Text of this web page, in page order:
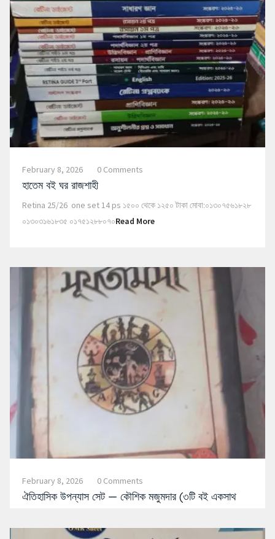
February 8, 2026 0 Comments
হাতেম বই ঘর রাজশাহী
Retina 25/26 one set 14 ps ১৫০০ থেকে ১২৫০ টাকা মোবা:০১৩০৭৫৬১৮২৮
০১৩০৩১৬১৮৩৫ ০১৭৫১২৮৮০৭০Read More
February 8, 2026 0 Comments
ঐতিহাসিক উপন্যাস সেট — কৌশিক মজুমদার (৩টি বই একসাথ